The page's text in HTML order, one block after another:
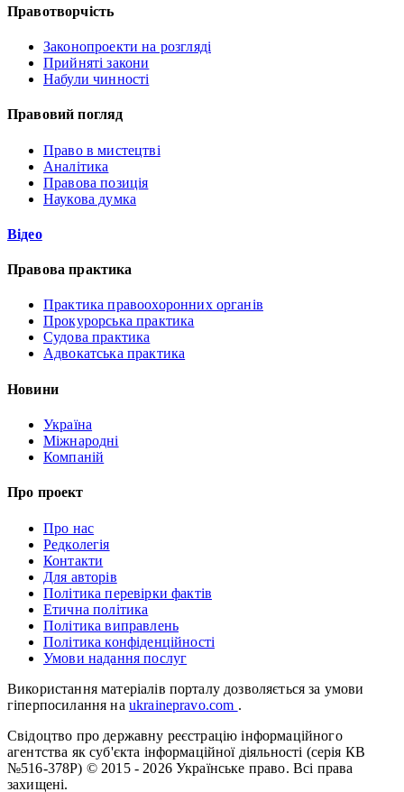
Правотворчість
Законопроекти на розгляді
Прийняті закони
Набули чинності
Правовий погляд
Право в мистецтві
Аналітика
Правова позиція
Наукова думка
Відео
Правова практика
Практика правоохоронних органів
Прокурорська практика
Судова практика
Адвокатська практика
Новини
Україна
Міжнародні
Компаній
Про проект
Про нас
Редколегія
Контакти
Для авторів
Політика перевірки фактів
Етична політика
Політика виправлень
Політика конфіденційності
Умови надання послуг
Використання матеріалів порталу дозволяється за умови
гіперпосилання на ukrainepravo.com .
Свідоцтво про державну реєстрацію інформаційного
агентства як суб'єкта інформаційної діяльності (серія КВ
№516-378Р) © 2015 - 2026 Українське право. Всі права
захищені.